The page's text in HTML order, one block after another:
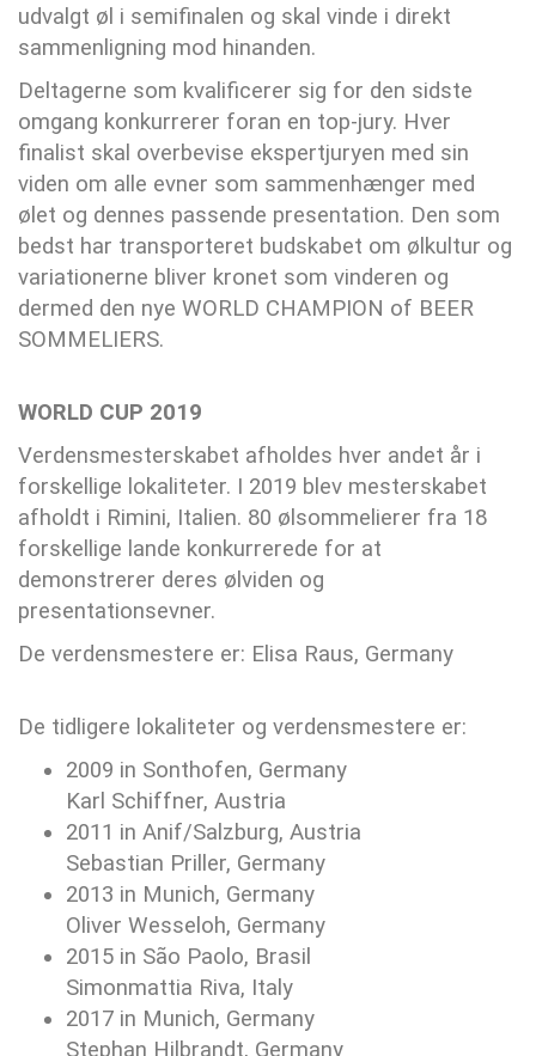
udvalgt øl i semifinalen og skal vinde i direkt
sammenligning mod hinanden.
Deltagerne som kvalificerer sig for den sidste
omgang konkurrerer foran en top-jury. Hver
finalist skal overbevise ekspertjuryen med sin
viden om alle evner som sammenhænger med
ølet og dennes passende presentation. Den som
bedst har transporteret budskabet om ølkultur og
variationerne bliver kronet som vinderen og
dermed den nye WORLD CHAMPION of BEER
SOMMELIERS.
WORLD CUP 2019
Verdensmesterskabet afholdes hver andet år i
forskellige lokaliteter. I 2019 blev mesterskabet
afholdt i Rimini, Italien. 80 ølsommelierer fra 18
forskellige lande konkurrerede for at
demonstrerer deres ølviden og
presentationsevner.
De verdensmestere er: Elisa Raus, Germany
De tidligere lokaliteter og verdensmestere er:
2009 in Sonthofen, Germany
Karl Schiffner, Austria
2011 in Anif/Salzburg, Austria
Sebastian Priller, Germany
2013 in Munich, Germany
Oliver Wesseloh, Germany
2015 in São Paolo, Brasil
Simonmattia Riva, Italy
2017 in Munich, Germany
Stephan Hilbrandt, Germany